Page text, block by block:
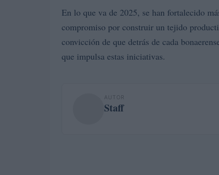
En lo que va de 2025, se han fortalecido
compromiso por construir un tejido
convicción de que detrás de cada
que impulsa estas iniciativas.
AUTOR
Staff